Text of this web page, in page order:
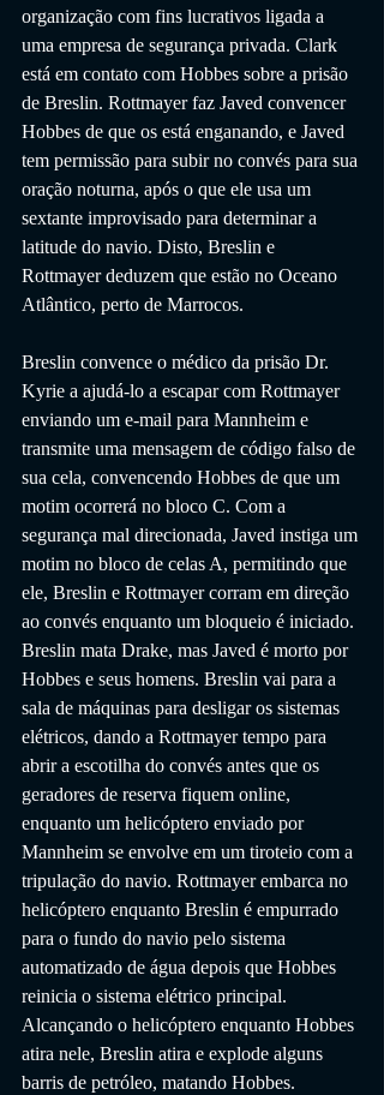
organização com fins lucrativos ligada a
uma empresa de segurança privada. Clark
está em contato com Hobbes sobre a prisão
de Breslin. Rottmayer faz Javed convencer
Hobbes de que os está enganando, e Javed
tem permissão para subir no convés para sua
oração noturna, após o que ele usa um
sextante improvisado para determinar a
latitude do navio. Disto, Breslin e
Rottmayer deduzem que estão no Oceano
Atlântico, perto de Marrocos.
Breslin convence o médico da prisão Dr.
Kyrie a ajudá-lo a escapar com Rottmayer
enviando um e-mail para Mannheim e
transmite uma mensagem de código falso de
sua cela, convencendo Hobbes de que um
motim ocorrerá no bloco C. Com a
segurança mal direcionada, Javed instiga um
motim no bloco de celas A, permitindo que
ele, Breslin e Rottmayer corram em direção
ao convés enquanto um bloqueio é iniciado.
Breslin mata Drake, mas Javed é morto por
Hobbes e seus homens. Breslin vai para a
sala de máquinas para desligar os sistemas
elétricos, dando a Rottmayer tempo para
abrir a escotilha do convés antes que os
geradores de reserva fiquem online,
enquanto um helicóptero enviado por
Mannheim se envolve em um tiroteio com a
tripulação do navio. Rottmayer embarca no
helicóptero enquanto Breslin é empurrado
para o fundo do navio pelo sistema
automatizado de água depois que Hobbes
reinicia o sistema elétrico principal.
Alcançando o helicóptero enquanto Hobbes
atira nele, Breslin atira e explode alguns
barris de petróleo, matando Hobbes.